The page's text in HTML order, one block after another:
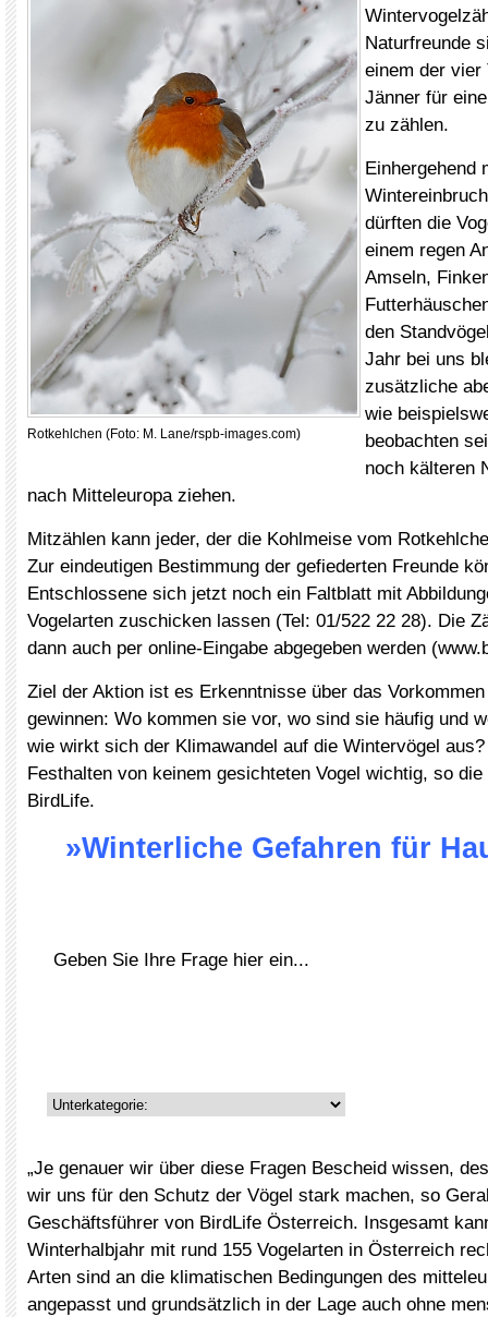
Rotkehlchen (Foto: M. Lane/rspb-images.com)
Naturfreunde
einem der vier
Jänner für
zu zählen.
Einhergehend
dürften die
einem regen
Amseln,
den
Jahr bei uns
zusätzliche
wie
beobachten
noch kälteren
nach Mitteleuropa ziehen.
Mitzählen kann jeder, der die Kohlmeise vom
Zur eindeutigen Bestimmung der gefiederten Freunde
Entschlossene sich jetzt noch ein Faltblatt mit
Vogelarten zuschicken lassen (Tel: 01/522 22 28). Die
dann auch per online-Eingabe abgegeben werden
Ziel der Aktion ist es Erkenntnisse über das
gewinnen: Wo kommen sie vor, wo sind sie häufig und
wie wirkt sich der Klimawandel auf die Wintervögel
Festhalten von keinem gesichteten Vogel wichtig, so
BirdLife.
»Winterliche Gefahren für
„Je genauer wir über diese Fragen Bescheid wissen,
wir uns für den Schutz der Vögel stark machen, so
Geschäftsführer von BirdLife Österreich. Insgesamt
Winterhalbjahr mit rund 155 Vogelarten in Österreich
Arten sind an die klimatischen Bedingungen des
angepasst und grundsätzlich in der Lage auch ohne